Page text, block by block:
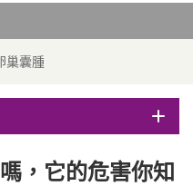
巢囊腫
，它的危害你知